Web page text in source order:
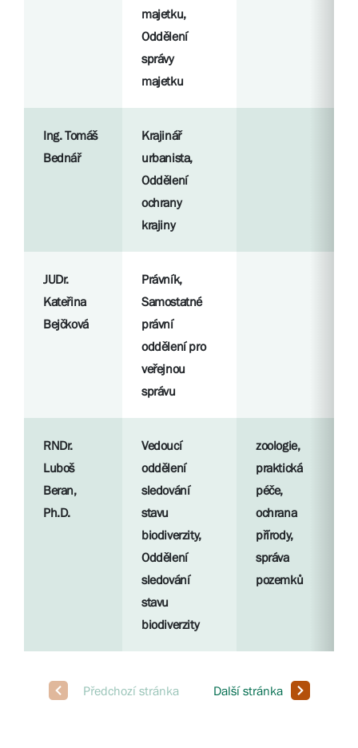
majetku,
Oddělení
správy
majetku
Ing. Tomáš
Bednář
Krajinář
urbanista,
Oddělení
ochrany
krajiny
JUDr.
Kateřina
Bejčková
Právník,
Samostatné
právní
oddělení pro
veřejnou
správu
RNDr.
Luboš
Beran,
Ph.D.
Vedoucí
oddělení
sledování
stavu
biodiverzity,
Oddělení
sledování
stavu
biodiverzity
zoologie,
praktická
péče,
ochrana
přírody,
správa
pozemků